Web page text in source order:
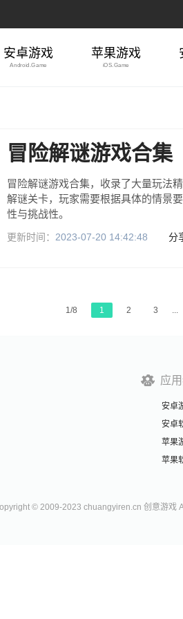
安卓游戏
Android.Game
苹果游戏
iOS.Game
冒险解谜游戏合集
冒险解谜游戏合集，收录了大量玩法
解谜关卡，玩家需要根据具体的情景
性与挑战性。
更新时间： 2023-07-20 14:42:48
分
1/8 1 2 3 ...
应
安卓
安卓
苹果
苹果
© 2009-2023 chuangyiren.cn 创意游戏